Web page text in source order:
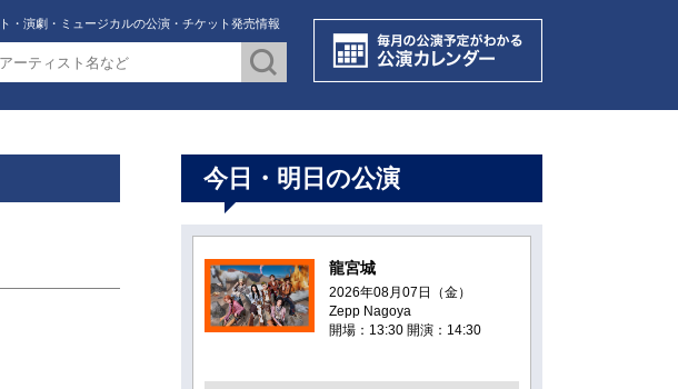
・演劇・ミュージカルの公演・チケット発売情報
今日・明日の公演
龍宮城
2026年08月07日（金）
Zepp Nagoya
開場：13:30 開演：14:30